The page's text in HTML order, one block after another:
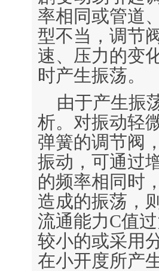
率相同或管道
型不当，调节
速、压力的变
时产生振荡。
由于产生振
析。对振动轻
弹簧的调节阀
振动，可通过
的频率相同时
造成的振荡，
流通能力C值
较小的或采用
在小开度所产